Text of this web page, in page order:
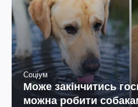
Соціум
Може закінчитись
можна робити